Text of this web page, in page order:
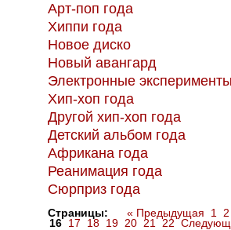
Арт-поп года
Хиппи года
Новое диско
Новый авангард
Электронные
Хип-хоп года
Другой хип-хоп года
Детский альбом года
Африкана года
Реанимация года
Сюрприз года
Страницы: « Предыдущая 1 2
16 17 18 19 20 21 22